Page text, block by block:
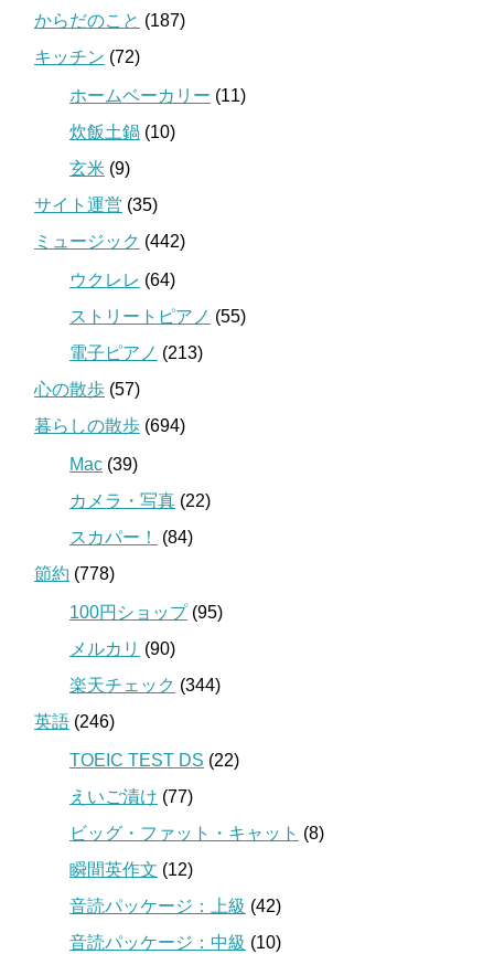
からだのこと (187)
キッチン (72)
ホームベーカリー (11)
炊飯土鍋 (10)
玄米 (9)
サイト運営 (35)
ミュージック (442)
ウクレレ (64)
ストリートピアノ (55)
電子ピアノ (213)
心の散歩 (57)
暮らしの散歩 (694)
Mac (39)
カメラ・写真 (22)
スカパー！
(84)
節約 (778)
100円ショップ(95)
メルカリ (90)
楽天チェック (344)
英語 (246)
TOEIC TEST DS (22)
えいご漬け (77)
ビッグ・ファット・キャット (8)
瞬間英作文 (12)
音読パッケージ：上級 (42)
音読パッケージ：中級 (10)